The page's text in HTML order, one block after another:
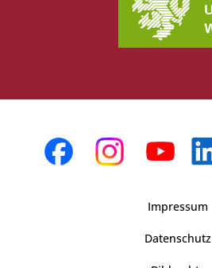
Impressum
Datenschutz